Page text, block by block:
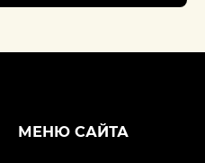
МЕНЮ САЙТА